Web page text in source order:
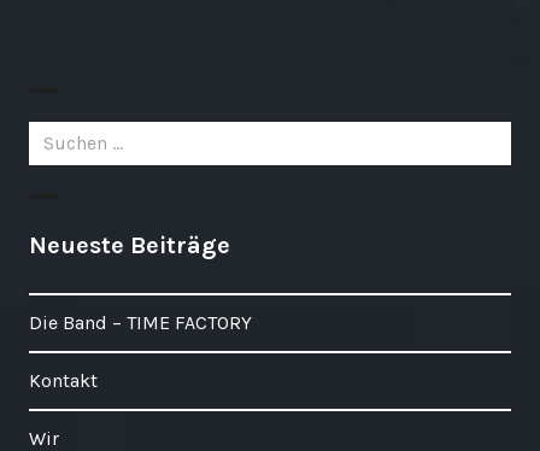
Suchen
nach:
Neueste Beiträge
Die Band – TIME FACTORY
Kontakt
Wir